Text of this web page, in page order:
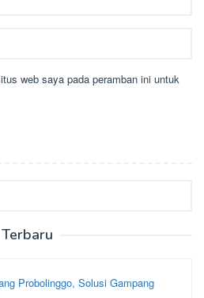
web saya pada peramban ini untuk
Terbaru
Probolinggo, Solusi Gampang